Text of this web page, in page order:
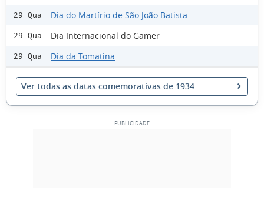
29 Qua Dia do Martírio de São João Batista
29 Qua Dia Internacional do Gamer
29 Qua Dia da Tomatina
Ver todas as datas comemorativas de 1934